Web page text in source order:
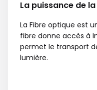
La puissance de la
La Fibre optique est
fibre donne accès à
permet le transport
lumière.